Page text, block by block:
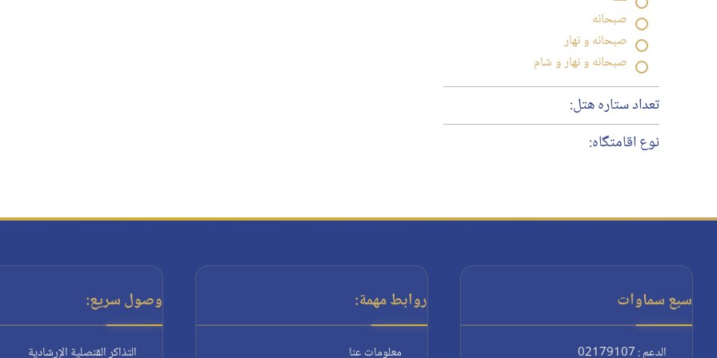
صبحانه
صبحانه و نهار
صبحانه و نهار و شام
تعداد ستاره هتل:
نوع اقامتگاه:
سبع سماوات
الدعم : 02179107
روابط مهمة:
معلومات عنا
وصول سريع:
التذاكر القنصلية الإرشادية